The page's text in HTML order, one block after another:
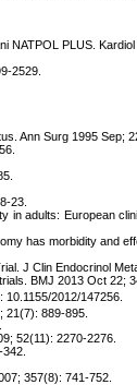
PLUS.
2529.
Ann Surg 1995 Sep;
23.
adults: European
has morbidity and
J Clin Endocrinol
BMJ 2013 Oct 22;
10.1155/2012/147256.
21(7): 889-895.
52(11): 2270-2276.
357(8): 741-752.